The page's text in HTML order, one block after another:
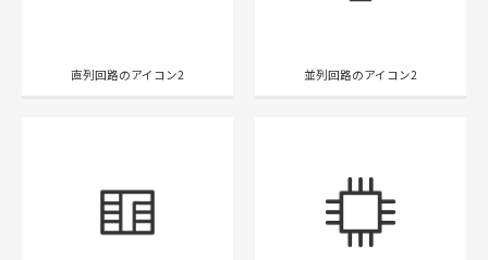
直列回路のアイコン2 並列回路のアイコン2